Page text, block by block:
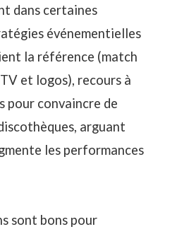
dans certaines
événementielles
la référence (match
et logos), recours à
pour convaincre de
arguant
les performances
sont bons pour